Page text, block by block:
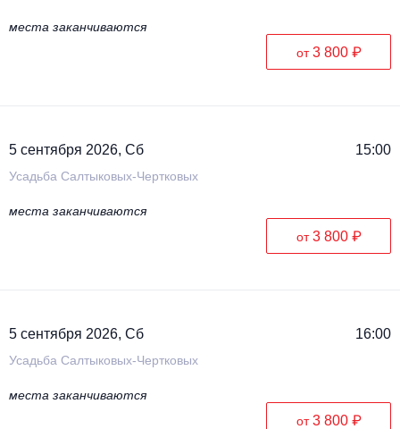
места заканчиваются
от3 800 ₽
5 сентября 2026, Сб 15:00
Усадьба Салтыковых-Чертковых
места заканчиваются
от3 800 ₽
5 сентября 2026, Сб 16:00
Усадьба Салтыковых-Чертковых
места заканчиваются
от3 800 ₽